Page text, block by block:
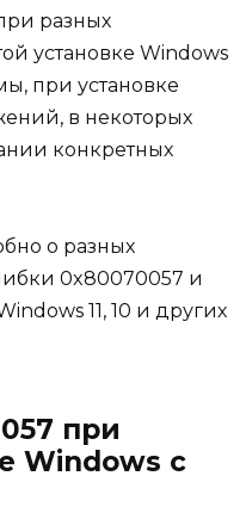
разных
установке Windows
при установке
в некоторых
конкретных
о разных
0x80070057 и
11, 10 и других
при
Windows с